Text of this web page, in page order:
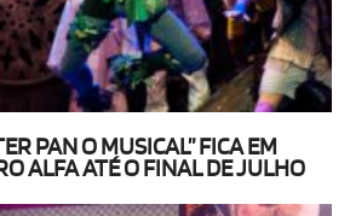
PAN O MUSICAL” FICA EM
ALFA ATÉ O FINAL DE JULHO